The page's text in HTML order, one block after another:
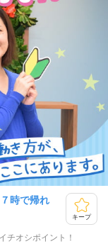
時で帰れ
キープ
チオシポイント！